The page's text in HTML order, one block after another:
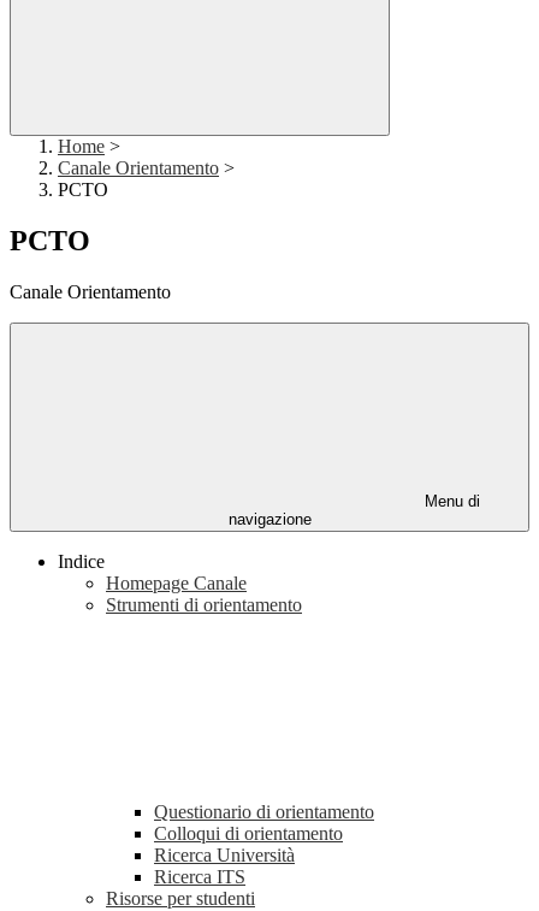
Home >
Canale Orientamento >
PCTO
PCTO
Canale Orientamento
Menu di
navigazione
Indice
Homepage Canale
Strumenti di orientamento
Questionario di orientamento
Colloqui di orientamento
Ricerca Università
Ricerca ITS
Risorse per studenti